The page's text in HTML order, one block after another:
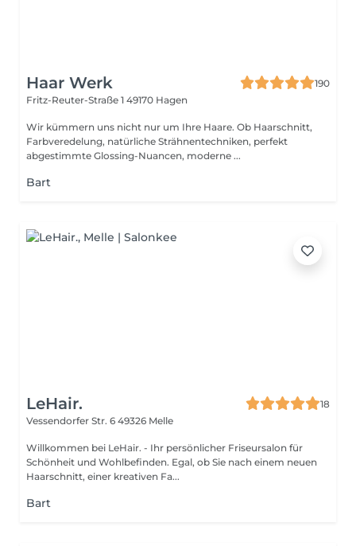
Haar Werk
190
Fritz-Reuter-Straße 1 49170 Hagen
Wir kümmern uns nicht nur um Ihre Haare. Ob Haarschnitt,
Farbveredelung, natürliche Strähnentechniken, perfekt
abgestimmte Glossing-Nuancen, moderne ...
Bart
LeHair.
18
Vessendorfer Str. 6 49326 Melle
Willkommen bei LeHair. - Ihr persönlicher Friseursalon für
Schönheit und Wohlbefinden. Egal, ob Sie nach einem neuen
Haarschnitt, einer kreativen Fa...
Bart